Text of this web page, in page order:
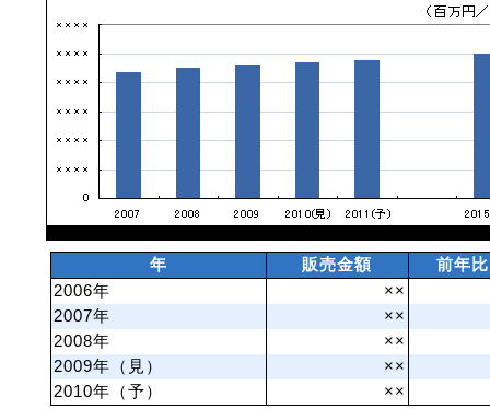
年 販売金額
前年比
2006年
××
2007年
××
2008年
××
2009年（見）
××
2010年（予）
××